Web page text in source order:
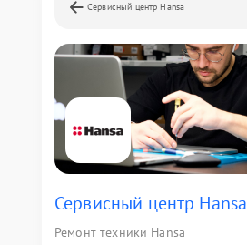
Сервисный центр Hansa
Сервисный центр Hansa
Ремонт техники Hansa